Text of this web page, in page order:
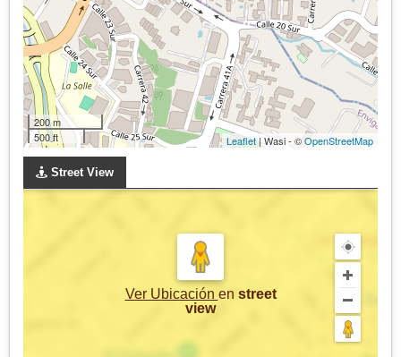
200 m
500 ft
Leaflet| Wasi - ©OpenStreetMap
Street View
Ver Ubicación en street
view